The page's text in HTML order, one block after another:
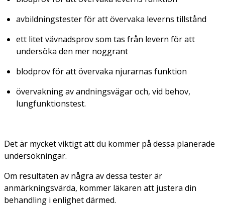
avbildningstester för att övervaka leverns tillstånd
ett litet vävnadsprov som tas från levern för att
undersöka den mer noggrant
blodprov för att övervaka njurarnas funktion
övervakning av andningsvägar och, vid behov,
lungfunktionstest.
Det är mycket viktigt att du kommer på dessa planerade
undersökningar.
Om resultaten av några av dessa tester är
anmärkningsvärda, kommer läkaren att justera din
behandling i enlighet därmed.